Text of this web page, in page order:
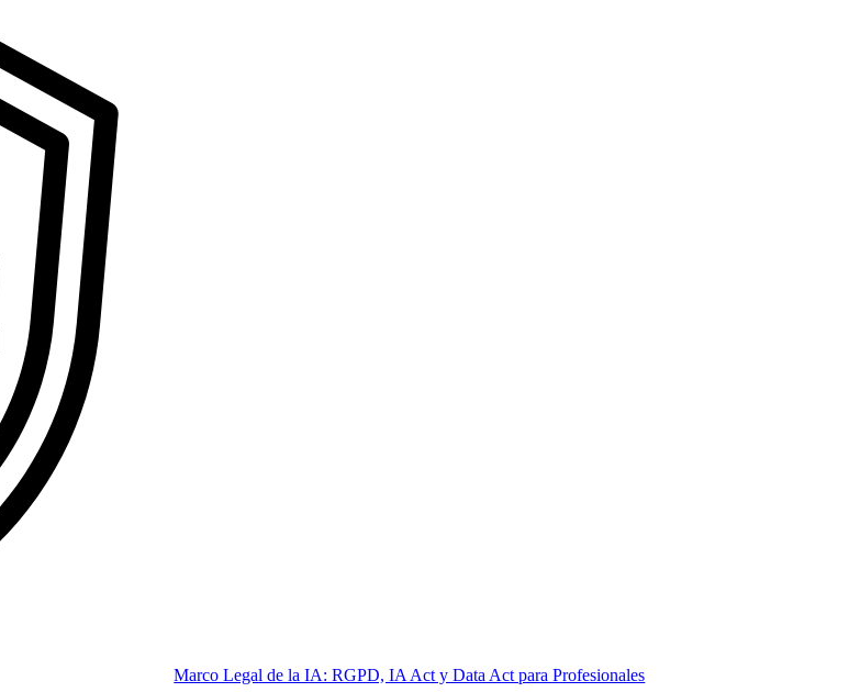
Marco Legal de la IA: RGPD, IA Act y Data Act para Profesionales
se pelean por tener.